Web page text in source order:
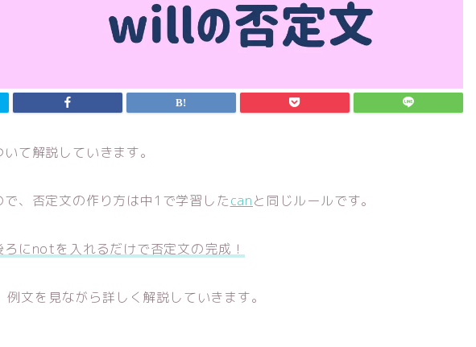
て解説していきます。
、否定文の作り方は中1で学習したcanと同じルールです。
にnotを入れるだけで否定文の完成！
例文を見ながら詳しく解説していきます。